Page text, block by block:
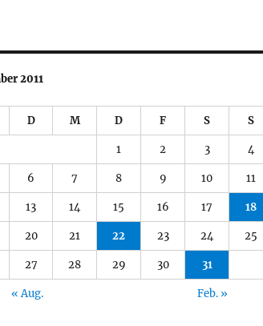
2011
D M D F S S
1 2 3 4
6 7 8 9 10 11
13 14 15 16 17 18
20 21 22 23 24 25
27 28 29 30 31
« Aug. Feb. »